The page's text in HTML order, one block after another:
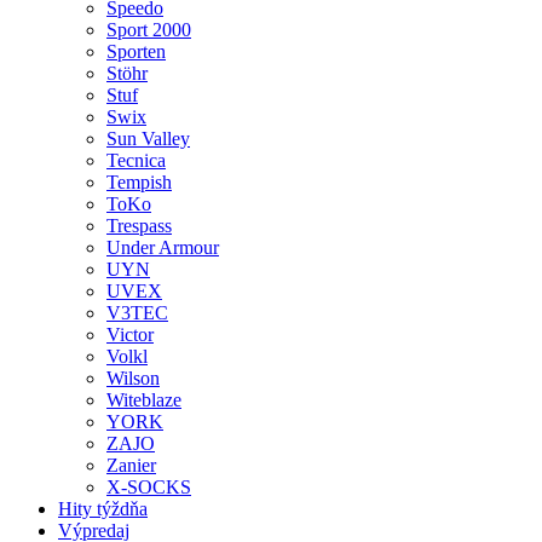
Speedo
Sport 2000
Sporten
Stöhr
Stuf
Swix
Sun Valley
Tecnica
Tempish
ToKo
Trespass
Under Armour
UYN
UVEX
V3TEC
Victor
Volkl
Wilson
Witeblaze
YORK
ZAJO
Zanier
X-SOCKS
Hity týždňa
Výpredaj